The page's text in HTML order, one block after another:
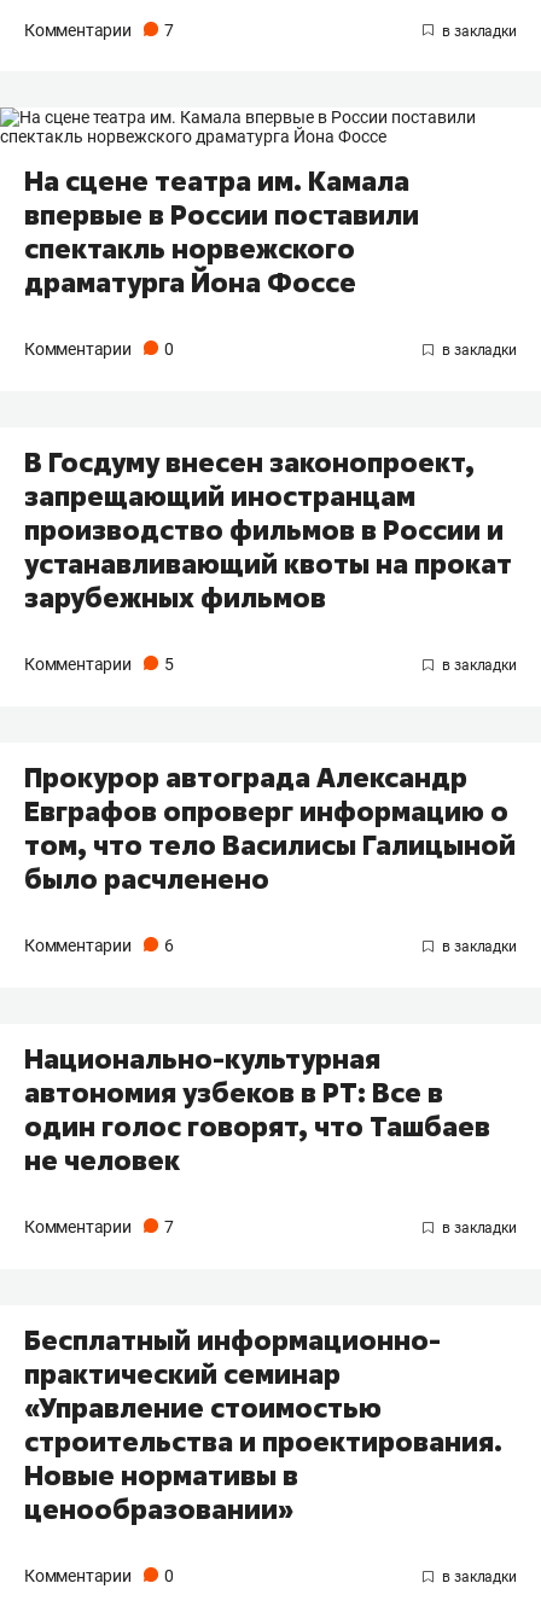
Комментарии 7
На сцене театра им. Камала
впервые в России поставили
спектакль норвежского
драматурга Йона Фоссе
Комментарии 0
В Госдуму внесен законопроект,
запрещающий иностранцам
производство фильмов в России и
устанавливающий квоты на прокат
зарубежных фильмов
Комментарии 5
Прокурор автограда Александр
Евграфов опроверг информацию о
том, что тело Василисы Галицыной
было расчленено
Комментарии 6
Национально-культурная
автономия узбеков в РТ: Все в
один голос говорят, что Ташбаев
не человек
Комментарии 7
Бесплатный информационно-
практический семинар
«Управление стоимостью
строительства и проектирования.
Новые нормативы в
ценообразовании»
Комментарии 0